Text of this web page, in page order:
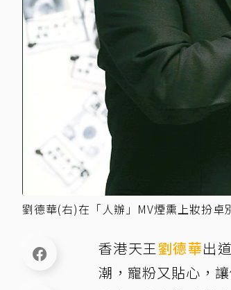
劉德華(右)在「人辦」MV煙熏上妝扮
香港天王劉德華出
潮，寵粉又貼心，